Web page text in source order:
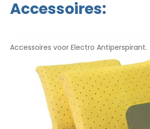
Accessoires:
Accessoires voor Electro Antiperspirant.